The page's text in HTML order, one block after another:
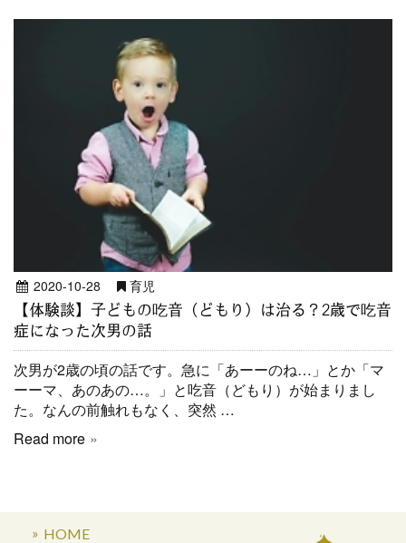
2020-10-28 育児
【体験談】子どもの吃音（どもり）は治る？2歳で吃音
症になった次男の話
次男が2歳の頃の話です。急に「あーーのね…」とか「マ
ーーマ、あのあの…。」と吃音（どもり）が始まりまし
た。なんの前触れもなく、突然 …
Read more
HOME